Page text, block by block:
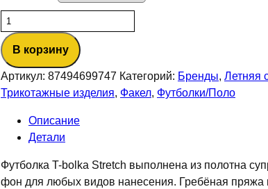
Количество
товара
Футболка
мужская
T-
bolka
Stretch,
белый
В корзину
Артикул: 87494699747 Категорий: Бренды, Летняя
Трикотажные изделия, Факел, Футболки/Поло
Описание
Детали
Футболка T-bolka Stretch выполнена из полотна
фон для любых видов нанесения. Гребёная пряжа